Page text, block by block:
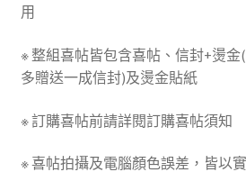
用
※ 整組喜帖皆包含喜帖、信封+燙金
多贈送一成信封)及燙金貼紙
※ 訂購喜帖前請詳閱訂購喜帖須知
※ 喜帖拍攝及電腦顏色誤差，皆以